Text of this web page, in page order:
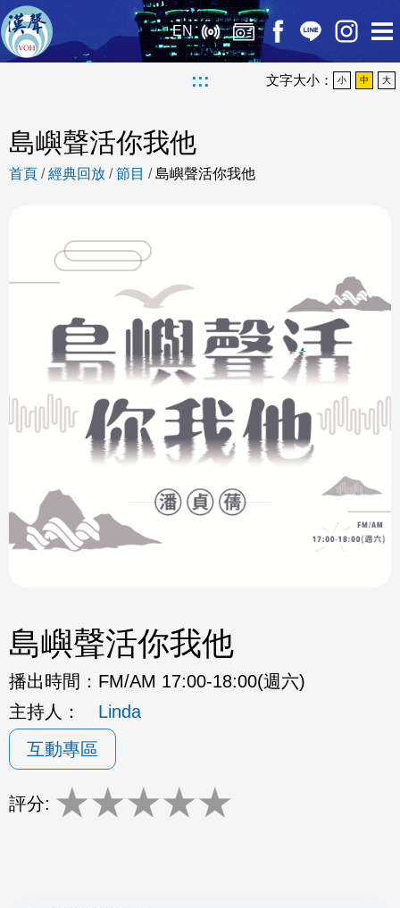
EN
::: 文字大小： 小 中 大
島嶼聲活你我他
首頁 /經典回放 /節目 /島嶼聲活你我他
島嶼聲活你我他
播出時間： FM/AM 17:00-18:00(週六)
主持人：
Linda
互動專區
評分: ★★★★★